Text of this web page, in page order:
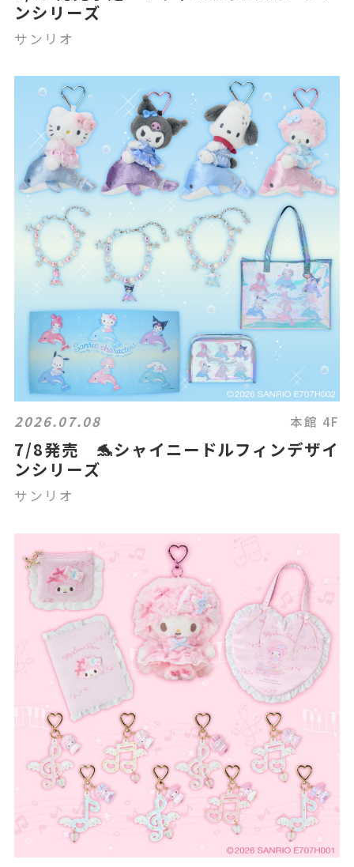
ンシリーズ
サンリオ
2026.07.08 本館 4F
7/8発売 🐬シャイニードルフィンデザイ
ンシリーズ
サンリオ